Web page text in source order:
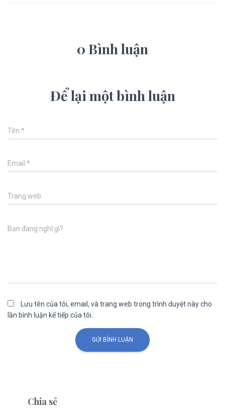
0 Bình luận
Để lại một bình luận
Tên *
Email *
Trang web
Bạn đang nghĩ gì?
Lưu tên của tôi, email, và trang web trong trình duyệt này cho
lần bình luận kế tiếp của tôi.
Chia sẻ